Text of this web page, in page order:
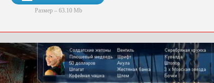
Размер – 63.10 Mb